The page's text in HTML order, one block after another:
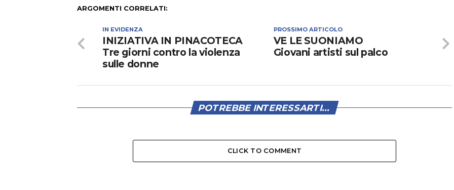
ARGOMENTI CORRELATI:
PROSSIMO ARTICOLO
VE LE SUONIAMO
Giovani artisti sul palco
IN EVIDENZA
INIZIATIVA IN PINACOTECA
Tre giorni contro la violenza
sulle donne
POTREBBE INTERESSARTI...
CLICK TO COMMENT